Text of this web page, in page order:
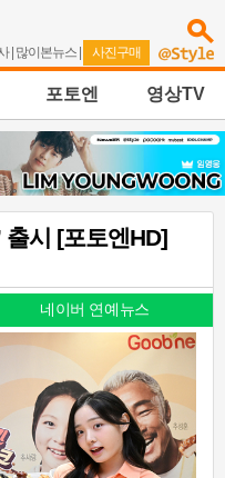
| 많이본뉴스 | 사진구매
포토엔 영상TV
출시 [포토엔HD]
네이버 연예뉴스